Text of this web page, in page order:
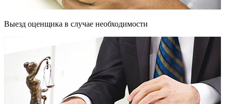
Выезд оценщика в случае необходимости